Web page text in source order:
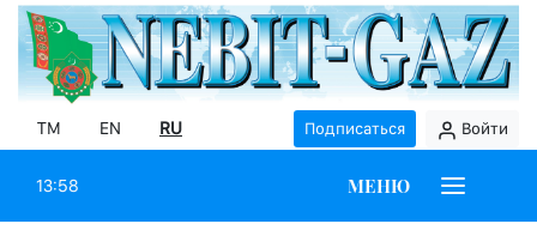
TM EN RU Подписаться Войти
13:58 МЕНЮ